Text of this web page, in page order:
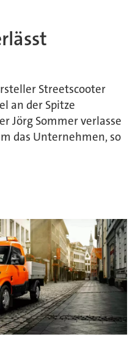
Streetscooter
an der Spitze
Jörg Sommer verlasse
das Unternehmen, so